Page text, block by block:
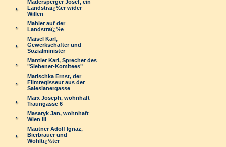
Madersperger Josef, ein
Landstraï¿½er wider
Willen
Mahler auf der
Landstraï¿½e
Maisel Karl,
Gewerkschafter und
Sozialminister
Mantler Karl, Sprecher des
"Siebener-Komitees"
Marischka Ernst, der
Filmregisseur aus der
Salesianergasse
Marx Joseph, wohnhaft
Traungasse 6
Masaryk Jan, wohnhaft
Wien III
Mautner Adolf Ignaz,
Bierbrauer und
Wohltï¿½ter